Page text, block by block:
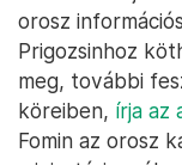
orosz
Prigozsinhoz
meg, további
köreiben, írja az
Fomin az orosz